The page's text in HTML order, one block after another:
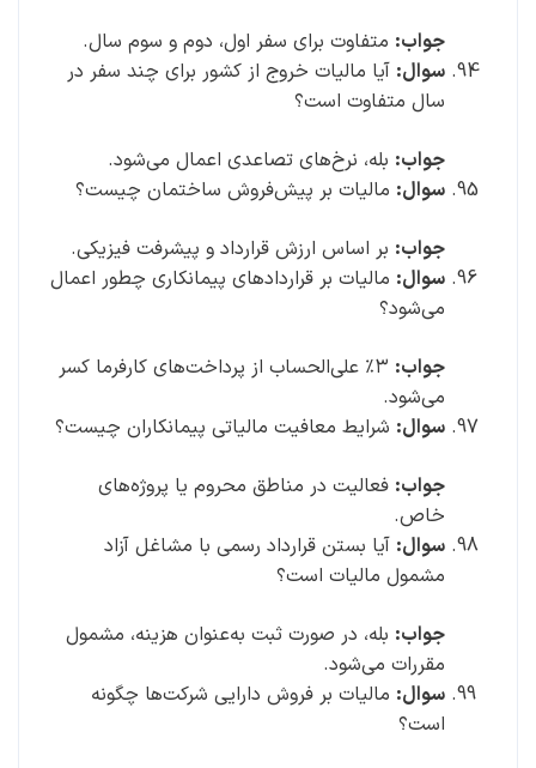
جواب: متفاوت برای سفر اول، دوم و سوم سال.
سوال: آیا مالیات خروج از کشور برای چند سفر در
سال متفاوت است؟
جواب: بله، نرخ‌های تصاعدی اعمال می‌شود.
سوال: مالیات بر پیش‌فروش ساختمان چیست؟
جواب: بر اساس ارزش قرارداد و پیشرفت فیزیکی.
سوال: مالیات بر قراردادهای پیمانکاری چطور اعمال
می‌شود؟
جواب:
۳٪ علی‌الحساب از پرداخت‌های کارفرما کسر
می‌شود.
سوال: شرایط معافیت مالیاتی پیمانکاران چیست؟
جواب: فعالیت در مناطق محروم یا پروژه‌های
خاص.
سوال: آیا بستن قرارداد رسمی با مشاغل آزاد
مشمول مالیات است؟
جواب: بله، در صورت ثبت به‌عنوان هزینه، مشمول
مقررات می‌شود.
سوال: مالیات بر فروش دارایی شرکت‌ها چگونه
است؟